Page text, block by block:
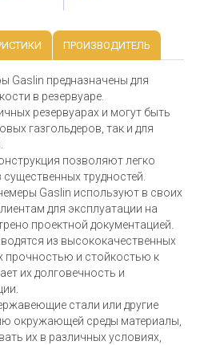
ПРОИЗВОДИТЕЛЬ
Gaslin предназначены для
в резервуаре.
резервуарах и могут быть
газгольдеров, так и для
позволяют легко
трудностей.
Gaslin используют в своих
для эксплуатации на
проектной документацией.
из высококачественных
прочностью и стойкостью к
их долговечность и
стали или другие
окружающей среды материалы,
их в различных условиях,